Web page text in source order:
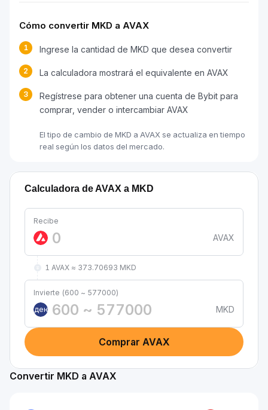
Cómo convertir MKD a AVAX
1 Ingrese la cantidad de MKD que desea convertir
2 La calculadora mostrará el equivalente en AVAX
3
Regístrese para obtener una cuenta de Bybit para
comprar, vender o intercambiar AVAX
El tipo de cambio de MKD a AVAX se actualiza en tiempo
real según los datos del mercado.
Calculadora de AVAX a MKD
Recibe
AVAX
1 AVAX ≈ 373.70693 MKD
Invierte (600 ~ 577000)
ден
MKD
Comprar AVAX
Convertir MKD a AVAX